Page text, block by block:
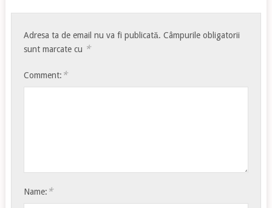
Adresa ta de email nu va fi publicată. Câmpurile obligatorii
sunt marcate cu *
Comment: *
Name: *